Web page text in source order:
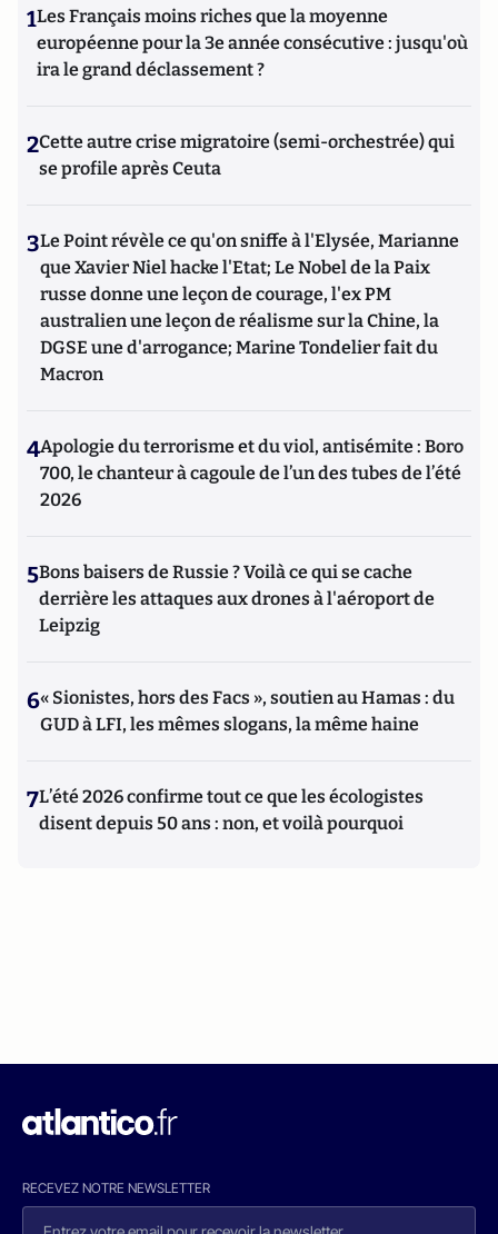
1Les Français moins riches que la moyenne
européenne pour la 3e année consécutive : jusqu'où
ira le grand déclassement ?
2Cette autre crise migratoire (semi-orchestrée) qui
se profile après Ceuta
3Le Point révèle ce qu'on sniffe à l'Elysée, Marianne
que Xavier Niel hacke l'Etat; Le Nobel de la Paix
russe donne une leçon de courage, l'ex PM
australien une leçon de réalisme sur la Chine, la
DGSE une d'arrogance; Marine Tondelier fait du
Macron
4Apologie du terrorisme et du viol, antisémite : Boro
700, le chanteur à cagoule de l’un des tubes de l’été
2026
5Bons baisers de Russie ? Voilà ce qui se cache
derrière les attaques aux drones à l'aéroport de
Leipzig
6« Sionistes, hors des Facs », soutien au Hamas : du
GUD à LFI, les mêmes slogans, la même haine
7L’été 2026 confirme tout ce que les écologistes
disent depuis 50 ans : non, et voilà pourquoi
RECEVEZ NOTRE NEWSLETTER